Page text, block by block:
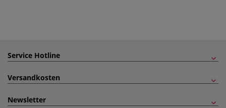
Service Hotline
Versandkosten
Newsletter